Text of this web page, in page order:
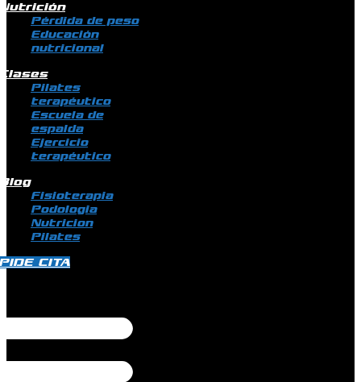
Pérdida de peso
Educación
nutricional
Pilates
terapéutico
Escuela de
espalda
Ejercicio
terapéutico
Fisioterapia
Podologia
Nutricion
Pilates
CITA